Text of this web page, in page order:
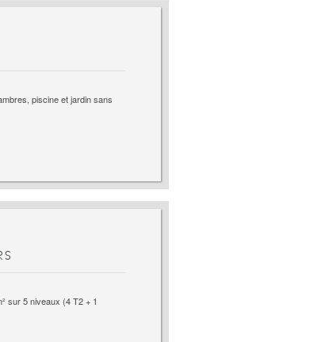
piscine et jardin sans
sur 5 niveaux (4 T2 + 1